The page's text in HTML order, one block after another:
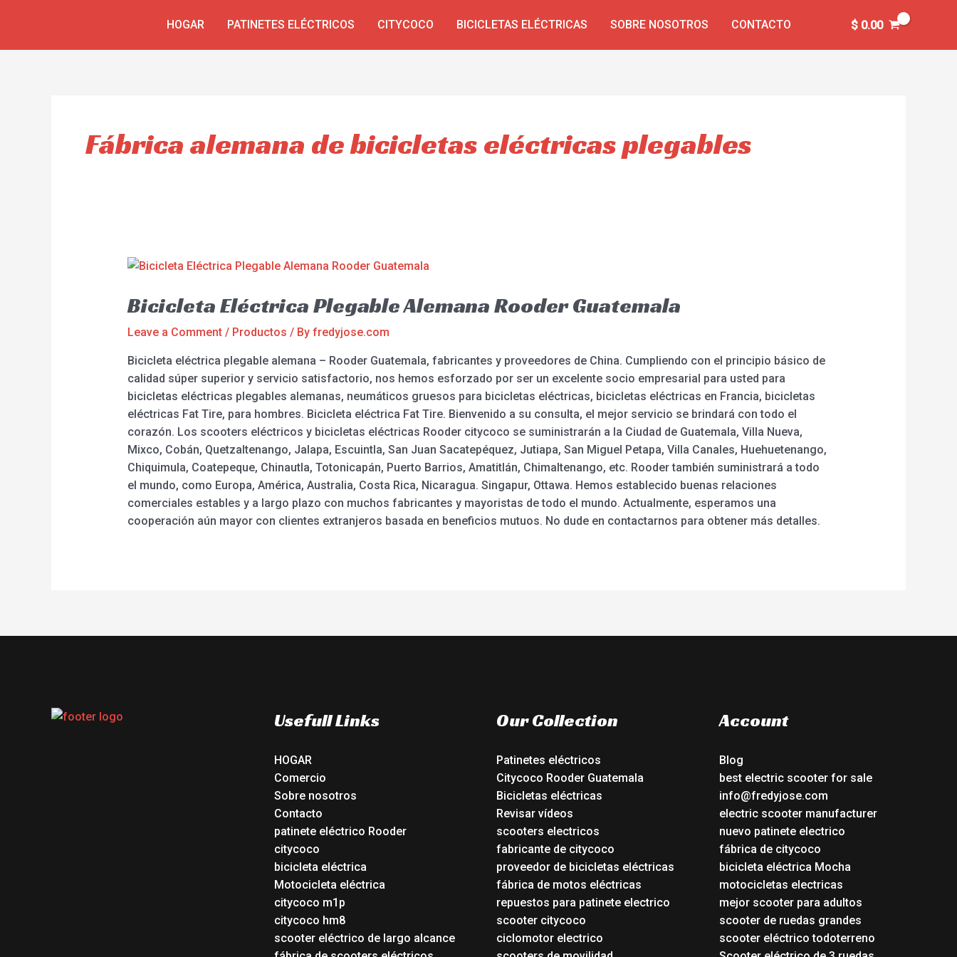
HOGAR PATINETES ELÉCTRICOS CITYCOCO BICICLETAS ELÉCTRICAS SOBRE NOSOTROS CONTACTO $0.00
Fábrica alemana de bicicletas eléctricas plegables
Bicicleta Eléctrica Plegable Alemana Rooder Guatemala
Leave a Comment / Productos / By fredyjose.com
Bicicleta eléctrica plegable alemana – Rooder Guatemala, fabricantes y proveedores de China. Cumpliendo con el principio básico de
calidad súper superior y servicio satisfactorio, nos hemos esforzado por ser un excelente socio empresarial para usted para
bicicletas eléctricas plegables alemanas, neumáticos gruesos para bicicletas eléctricas, bicicletas eléctricas en Francia, bicicletas
eléctricas Fat Tire, para hombres. Bicicleta eléctrica Fat Tire. Bienvenido a su consulta, el mejor servicio se brindará con todo el
corazón. Los scooters eléctricos y bicicletas eléctricas Rooder citycoco se suministrarán a la Ciudad de Guatemala, Villa Nueva,
Mixco, Cobán, Quetzaltenango, Jalapa, Escuintla, San Juan Sacatepéquez, Jutiapa, San Miguel Petapa, Villa Canales, Huehuetenango,
Chiquimula, Coatepeque, Chinautla, Totonicapán, Puerto Barrios, Amatitlán, Chimaltenango, etc. Rooder también suministrará a todo
el mundo, como Europa, América, Australia, Costa Rica, Nicaragua. Singapur, Ottawa. Hemos establecido buenas relaciones
comerciales estables y a largo plazo con muchos fabricantes y mayoristas de todo el mundo. Actualmente, esperamos una
cooperación aún mayor con clientes extranjeros basada en beneficios mutuos. No dude en contactarnos para obtener más detalles.
Usefull Links
HOGAR
Comercio
Sobre nosotros
Contacto
patinete eléctrico Rooder
citycoco
bicicleta eléctrica
Motocicleta eléctrica
citycoco m1p
citycoco hm8
scooter eléctrico de largo alcance
Our Collection
Patinetes eléctricos
Citycoco Rooder Guatemala
Bicicletas eléctricas
Revisar vídeos
scooters electricos
fabricante de citycoco
proveedor de bicicletas eléctricas
fábrica de motos eléctricas
repuestos para patinete electrico
scooter citycoco
ciclomotor electrico
Account
Blog
best electric scooter for sale
info@fredyjose.com
electric scooter manufacturer
nuevo patinete electrico
fábrica de citycoco
bicicleta eléctrica Mocha
motocicletas electricas
mejor scooter para adultos
scooter de ruedas grandes
scooter eléctrico todoterreno